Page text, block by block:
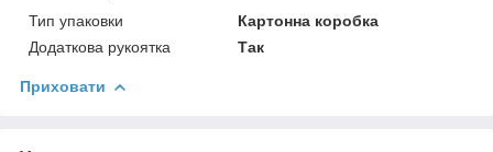
Тип упаковки
Картонна коробка
Додаткова рукоятка
Так
Приховати